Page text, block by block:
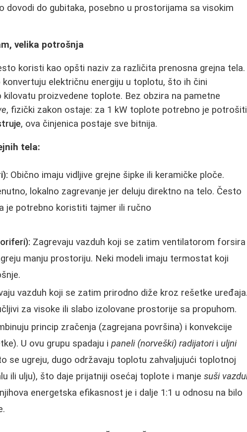
dovodi do gubitaka, posebno u prostorijama sa visokim
velika potrošnja
koristi kao opšti naziv za različita prenosna grejna tela.
električnu energiju u toplotu, što ih čini
kilovatu proizvedene toplote. Bez obzira na pametne
, fizički zakon ostaje: za 1 kW toplote potrebno je potrošiti
, ova činjenica postaje sve bitnija.
tela:
Obično imaju vidljive grejne šipke ili keramičke ploče.
lokalno zagrevanje jer deluju direktno na telo. Često
je potrebno koristiti tajmer ili ručno
Zagrevaju vazduh koji se zatim ventilatorom forsira
manju prostoriju. Neki modeli imaju termostat koji
vazduh koji se zatim prirodno diže kroz rešetke uređaja.
za visoke ili slabo izolovane prostorije sa propuhom.
princip zračenja (zagrejana površina) i konvekcije
U ovu grupu spadaju ipaneli (norveški) radijatorii uljni
se ugreju, dugo održavaju toplotu zahvaljujući toplotnoj
ili ulju), što daje prijatniji osećaj toplote i manjesuši
energetska efikasnost je i dalje 1:1 u odnosu na bilo